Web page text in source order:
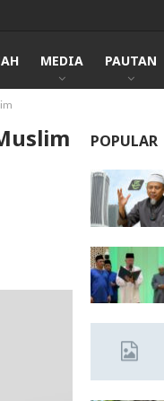
MEDIA PAUTAN
POPULAR